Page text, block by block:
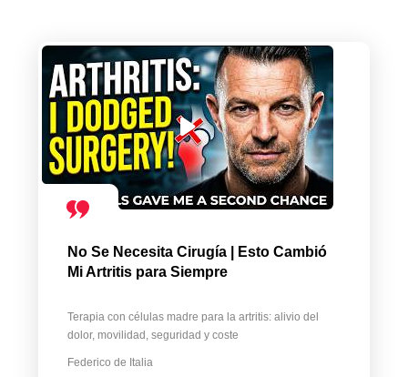
No Se Necesita Cirugía | Esto Cambió
Mi Artritis para Siempre
Terapia con células madre para la artritis: alivio del
dolor, movilidad, seguridad y coste
Federico de Italia